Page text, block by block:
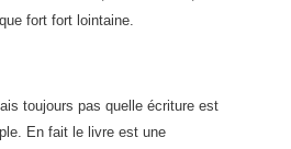
fort fort lointaine.
toujours pas quelle écriture est
En fait le livre est une